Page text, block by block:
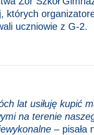
których
uczniowie z G-2.
lat usiłuję kupić
na terenie
– pisała